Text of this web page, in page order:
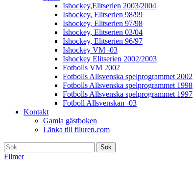
Ishockey,Elitserien 2003/2004
Ishockey, Elitserien 98/99
Ishockey, Elitserien 97/98
Ishockey, Elitserien 03/04
Ishockey, Elitserien 96/97
Ishockey VM -03
Ishockey Elitserien 2002/2003
Fotbolls VM 2002
Fotbolls Allsvenska spelprogrammet 2002
Fotbolls Allsvenska spelprogrammet 1998
Fotbolls Allsvenska spelprogrammet 1997
Fotboll Allsvenskan -03
Kontakt
Gamla gästboken
Länka till filuren.com
Sök
efter:
Filmer